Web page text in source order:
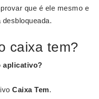
que é ele mesmo e
caixa tem?
aplicativo?
Caixa Tem.